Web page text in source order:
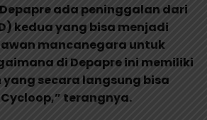
ada peninggalan dari
kedua yang bisa menjadi
mancanegara untuk
di Depapre ini memiliki
secara langsung bisa
terangnya.